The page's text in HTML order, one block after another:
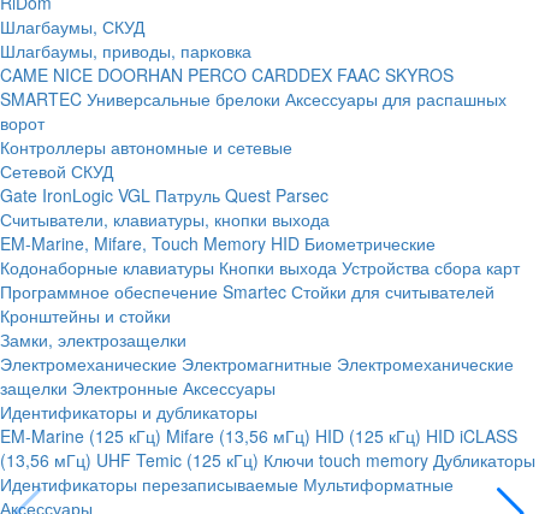
Шлагбаумы, СКУД
Шлагбаумы, приводы, парковка
CAME NICE DOORHAN PERCO CARDDEX FAAC SKYROS
SMARTEC Универсальные брелоки Аксессуары для распашных
ворот
Контроллеры автономные и сетевые
Сетевой СКУД
Gate IronLogic VGL Патруль Quest Parsec
Считыватели, клавиатуры, кнопки выхода
EM-Marine, Mifare, Touch Memory HID Биометрические
Кодонаборные клавиатуры Кнопки выхода Устройства сбора карт
Программное обеспечение Smartec Стойки для считывателей
Кронштейны и стойки
Замки, электрозащелки
Электромеханические Электромагнитные Электромеханические
защелки Электронные Аксессуары
Идентификаторы и дубликаторы
EM-Marine (125 кГц) Mifare (13,56 мГц) HID (125 кГц) HID iCLASS
(13,56 мГц) UHF Temic (125 кГц) Ключи touch memory Дубликаторы
Идентификаторы перезаписываемые Мультиформатные
Аксессуары